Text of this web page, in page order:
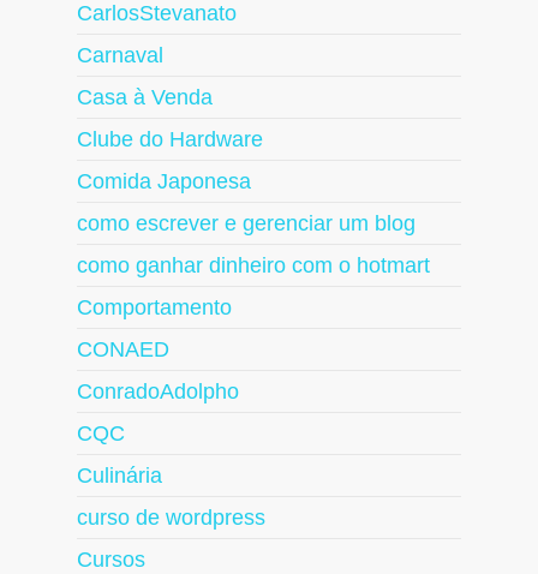
CarlosStevanato
Carnaval
Casa à Venda
Clube do Hardware
Comida Japonesa
como escrever e gerenciar um blog
como ganhar dinheiro com o hotmart
Comportamento
CONAED
ConradoAdolpho
CQC
Culinária
curso de wordpress
Cursos